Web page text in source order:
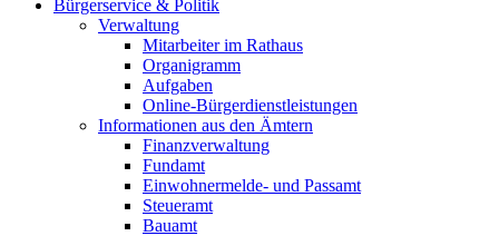
Bürgerservice & Politik
Verwaltung
Mitarbeiter im Rathaus
Organigramm
Aufgaben
Online-Bürgerdienstleistungen
Informationen aus den Ämtern
Finanzverwaltung
Fundamt
Einwohnermelde- und Passamt
Steueramt
Bauamt